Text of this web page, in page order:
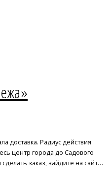
доставка. Радиус действия
центр города до Садового
заказ, зайдите на сайт…